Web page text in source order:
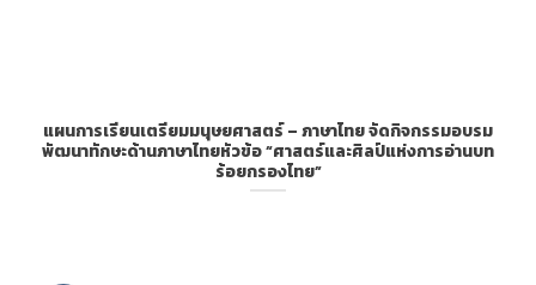
แผนการเรียนเตรียมมนุษยศาสตร์ – ภาษาไทย จัดกิจกรรมอบรม
พัฒนาทักษะด้านภาษาไทยหัวข้อ “ศาสตร์และศิลป์แห่งการอ่านบท
ร้อยกรองไทย”